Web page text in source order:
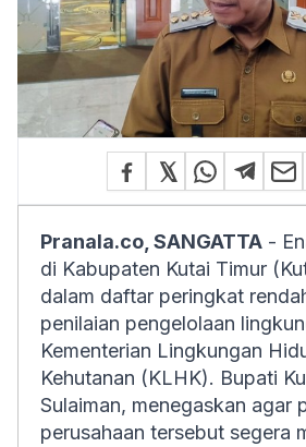
Pranala.co, SANGATTA -
di Kabupaten Kutai Timur
dalam daftar peringkat
penilaian pengelolaan
Kementerian Lingkungan
Kehutanan (KLHK). Bupati
Sulaiman, menegaskan agar
perusahaan tersebut segera